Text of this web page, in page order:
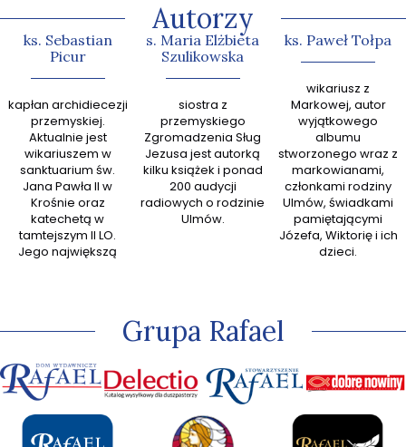
Autorzy
ks. Sebastian
Picur
kapłan archidiecezji
przemyskiej.
Aktualnie jest
wikariuszem w
sanktuarium św.
Jana Pawła II w
Krośnie oraz
katechetą w
tamtejszym II LO.
Jego największą
odkrywać miłość
s. Maria Elżbieta
Szulikowska
siostra z
przemyskiego
Zgromadzenia Sług
Jezusa jest autorką
kilku książek i ponad
200 audycji
radiowych o rodzinie
Ulmów.
ks. Paweł Tołpa
wikariusz z
Markowej, autor
wyjątkowego
albumu
stworzonego wraz z
markowianami,
członkami rodziny
Ulmów, świadkami
pamiętającymi
Józefa, Wiktorię i ich
dzieci.
abp
Grupa Rafael